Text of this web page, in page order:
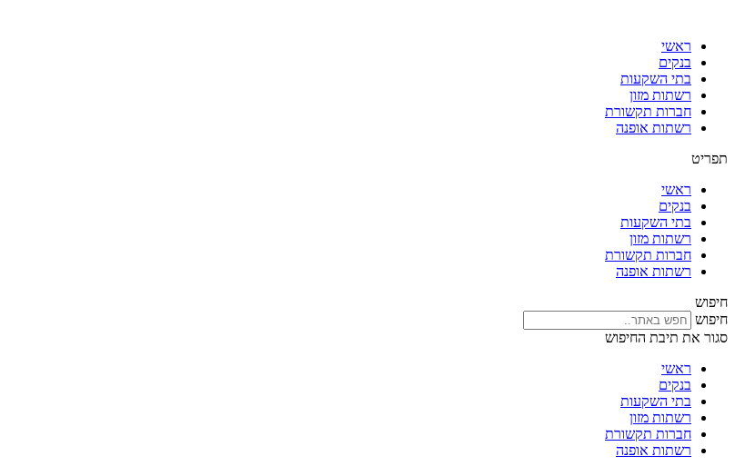
ראשי
בנקים
בתי השקעות
רשתות מזון
חברות תקשורת
רשתות אופנה
תפריט
ראשי
בנקים
בתי השקעות
רשתות מזון
חברות תקשורת
רשתות אופנה
חיפוש
חיפוש
סגור את תיבת החיפוש
ראשי
בנקים
בתי השקעות
רשתות מזון
חברות תקשורת
רשתות אופנה